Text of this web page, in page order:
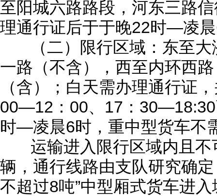
至阳城六路路段，河东三路
理通行证后于于晚22时—凌
（二）限行区域：东至大
一路（不含），西至内环西
（含）；白天需办理通行证
00—12：00、17：30—18:30
时—凌晨6时，重中型货车不
运输进入限行区域内且不
辆，通行线路由支队研究确
不超过8吨”中型厢式货车进